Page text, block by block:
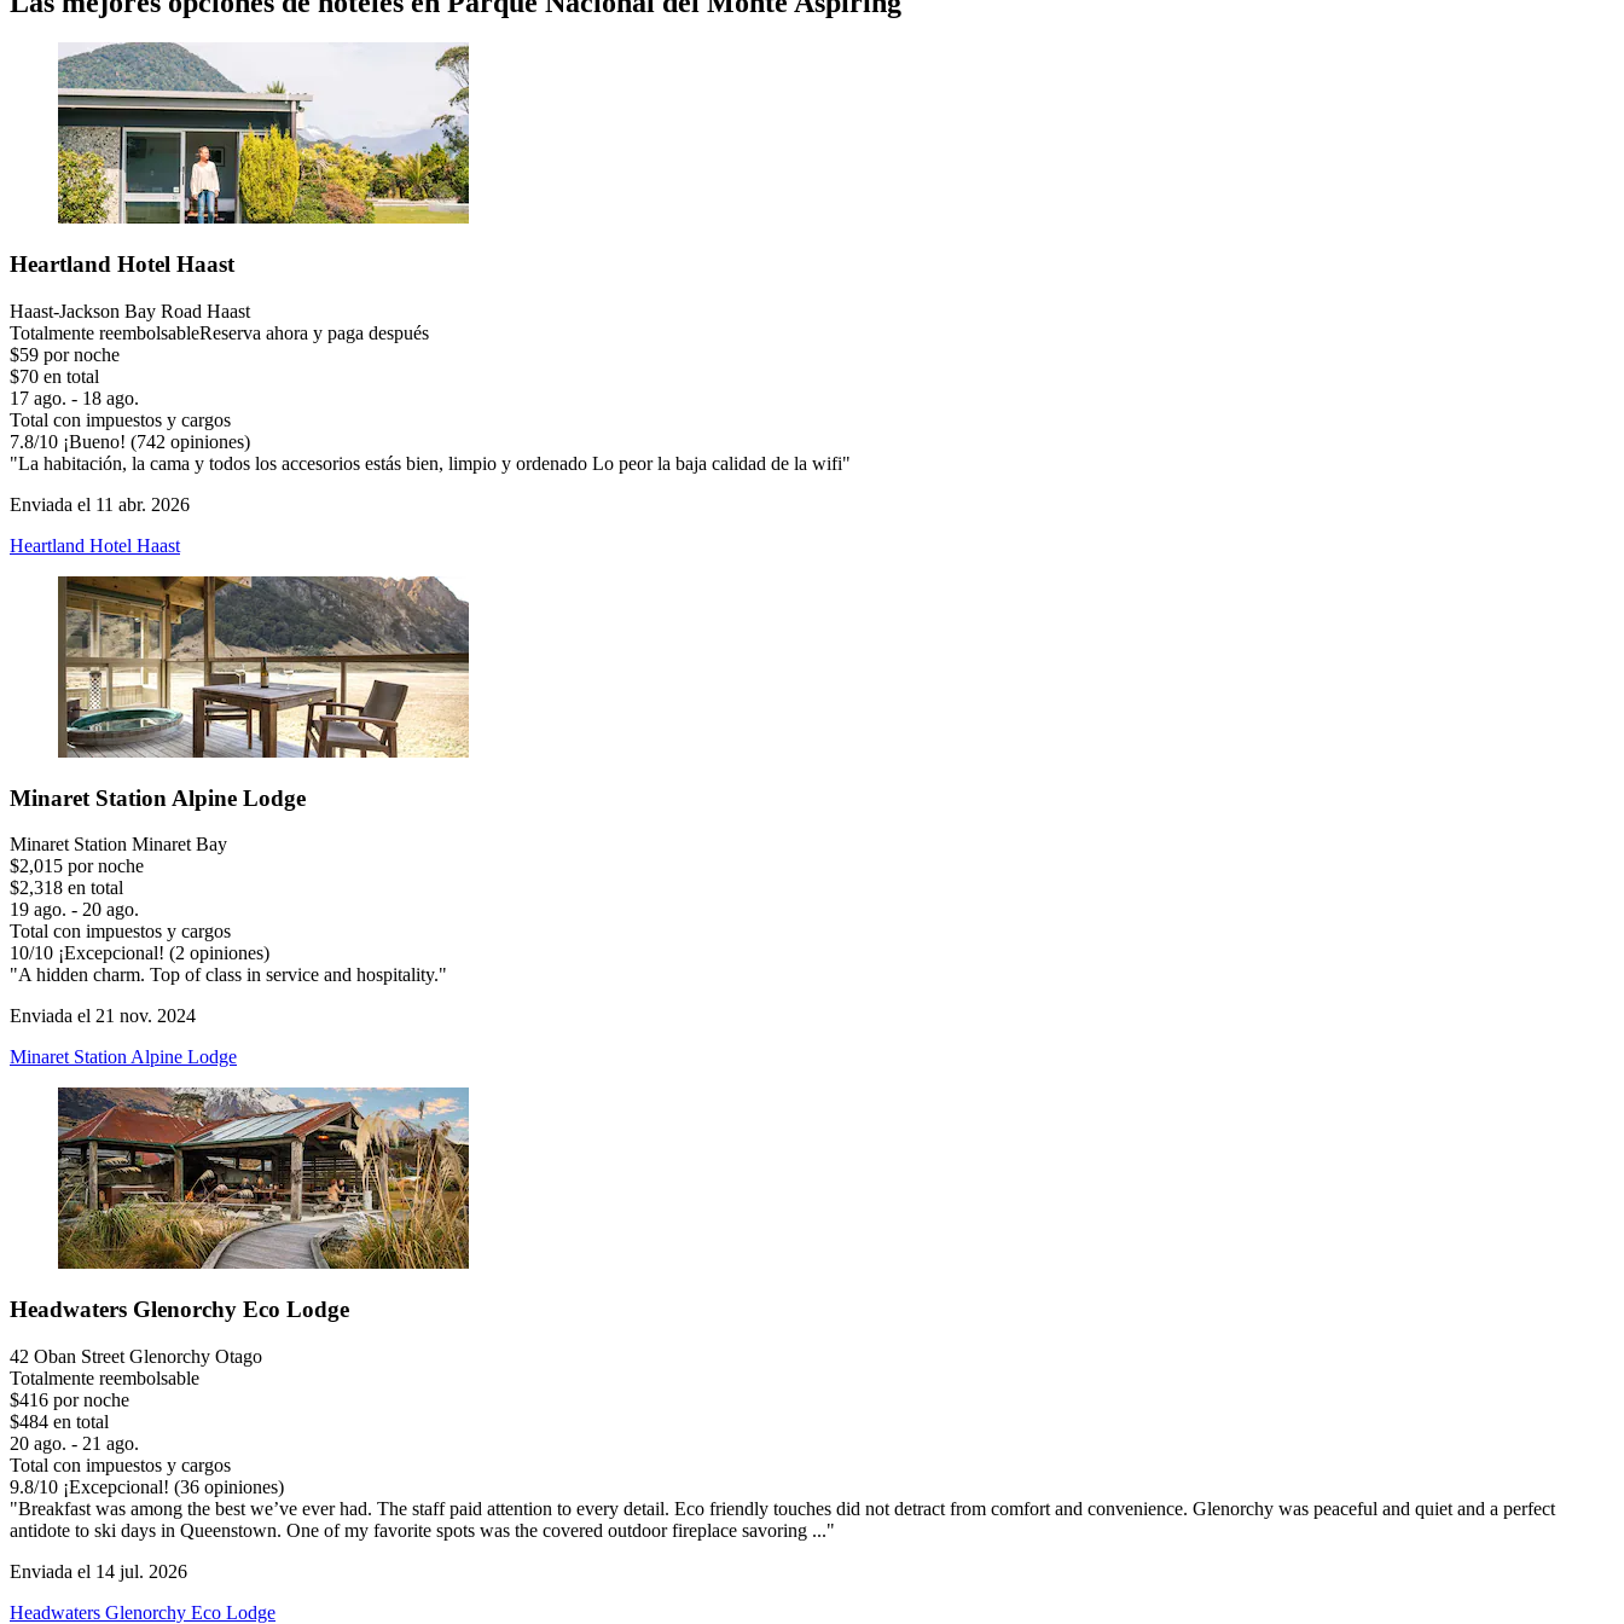
Heartland Hotel Haast
Haast-Jackson Bay Road Haast
Totalmente reembolsableReserva ahora y paga después
$59 por noche
$70 en total
17 ago. - 18 ago.
Total con impuestos y cargos
7.8/10 ¡Bueno! (742 opiniones)
"La habitación, la cama y todos los accesorios estás bien, limpio y ordenado Lo peor la baja calidad de la wifi"
Enviada el 11 abr. 2026
Heartland Hotel Haast
Minaret Station Alpine Lodge
Minaret Station Minaret Bay
$2,015 por noche
$2,318 en total
19 ago. - 20 ago.
Total con impuestos y cargos
10/10 ¡Excepcional! (2 opiniones)
"A hidden charm. Top of class in service and hospitality."
Enviada el 21 nov. 2024
Minaret Station Alpine Lodge
Headwaters Glenorchy Eco Lodge
42 Oban Street Glenorchy Otago
Totalmente reembolsable
$416 por noche
$484 en total
20 ago. - 21 ago.
Total con impuestos y cargos
9.8/10 ¡Excepcional! (36 opiniones)
"Breakfast was among the best we’ve ever had. The staff paid attention to every detail. Eco friendly touches did not detract from comfort and convenience. Glenorchy was peaceful and quiet and a perfect
antidote to ski days in Queenstown. One of my favorite spots was the covered outdoor fireplace savoring ..."
Enviada el 14 jul. 2026
Headwaters Glenorchy Eco Lodge